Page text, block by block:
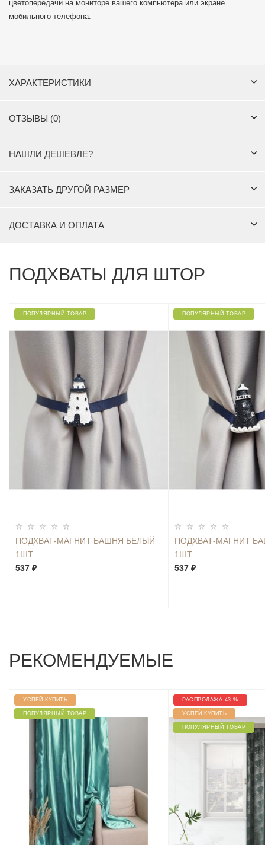
цветопередачи на мониторе вашего компьютера или экране
мобильного телефона.
ХАРАКТЕРИСТИКИ
ОТЗЫВЫ (0)
НАШЛИ ДЕШЕВЛЕ?
ЗАКАЗАТЬ ДРУГОЙ РАЗМЕР
ДОСТАВКА И ОПЛАТА
ПОДХВАТЫ ДЛЯ ШТОР
ПОПУЛЯРНЫЙ ТОВАР
ПОДХВАТ-МАГНИТ БАШНЯ БЕЛЫЙ
1ШТ.
537 ₽
ПОПУЛЯРНЫЙ ТОВАР
ПОДХВАТ-МАГНИТ
1ШТ.
537 ₽
РЕКОМЕНДУЕМЫЕ
УСПЕЙ КУПИТЬ
ПОПУЛЯРНЫЙ ТОВАР
РАСПРОДАЖА 43 %
УСПЕЙ КУПИТЬ
ПОПУЛЯРНЫЙ ТОВАР